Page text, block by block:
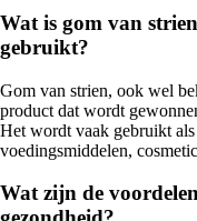
Wat is gom van
gebruikt?
Gom van strien, ook wel
product dat wordt
Het wordt vaak gebruikt
voedingsmiddelen,
Wat zijn de